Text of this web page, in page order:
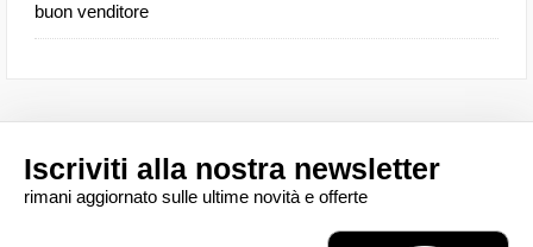
buon venditore
Iscriviti alla nostra newsletter
rimani aggiornato sulle ultime novità e offerte